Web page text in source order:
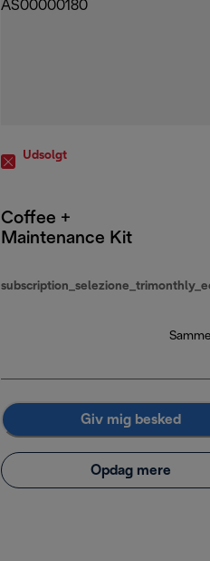
Udsolgt
Coffee +
Maintenance Kit
Giv mig besked
Opdag mere